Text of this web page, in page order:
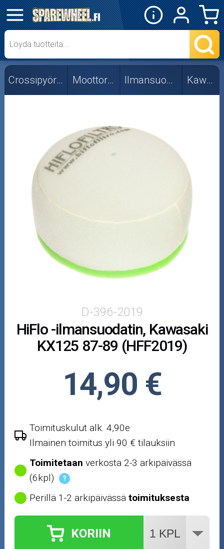
✕
Mopon osat
Skootterin osat
Crossipyörän osat
Moottorikelkan osat
Mopoauton osat
Mönkijän osat
Puutarha ja metsä
Ajovarusteet
Öljyt ja kemikaalit
Työkalut
Outlet-tuotteet
Crossipyörän osat Moottorin osat Ilmansuodattimet Kawasaki
D-396-2019
HiFlo -ilmansuodatin, Kawasaki
KX125 87-89 (HFF2019)
14,90 €
Toimituskulut alk. 4,90e
Ilmainen toimitus yli 90 € tilauksiin
Toimitetaan verkosta 2-3 arkipäivässä
(6kpl)
?
Perillä 1-2 arkipäivässätoimituksesta
KORIIN